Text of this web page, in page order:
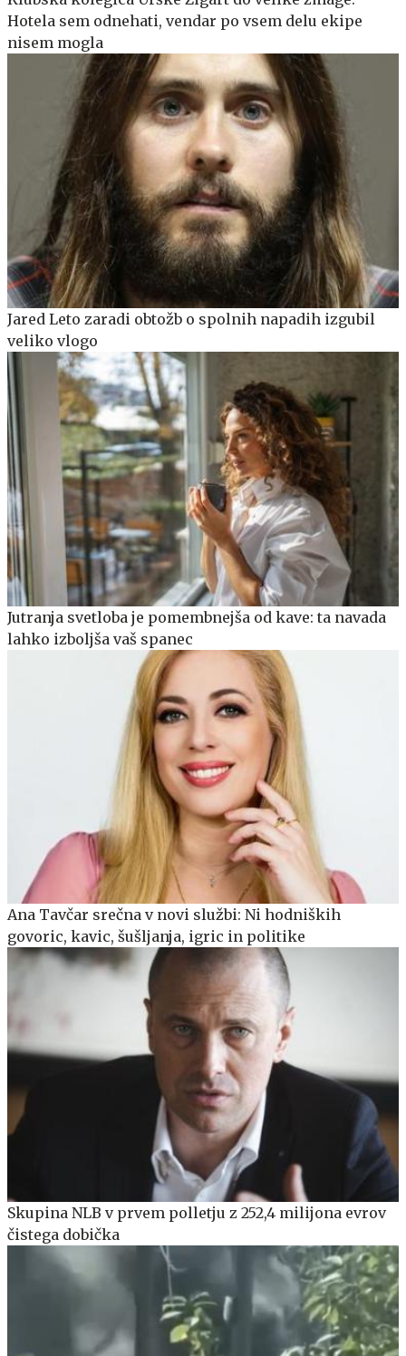
Hotela sem odnehati, vendar po vsem delu ekipe
nisem mogla
Jared Leto zaradi obtožb o spolnih napadih izgubil
veliko vlogo
Jutranja svetloba je pomembnejša od kave: ta navada
lahko izboljša vaš spanec
Ana Tavčar srečna v novi službi: Ni hodniških
govoric, kavic, šušljanja, igric in politike
Skupina NLB v prvem polletju z 252,4 milijona evrov
čistega dobička